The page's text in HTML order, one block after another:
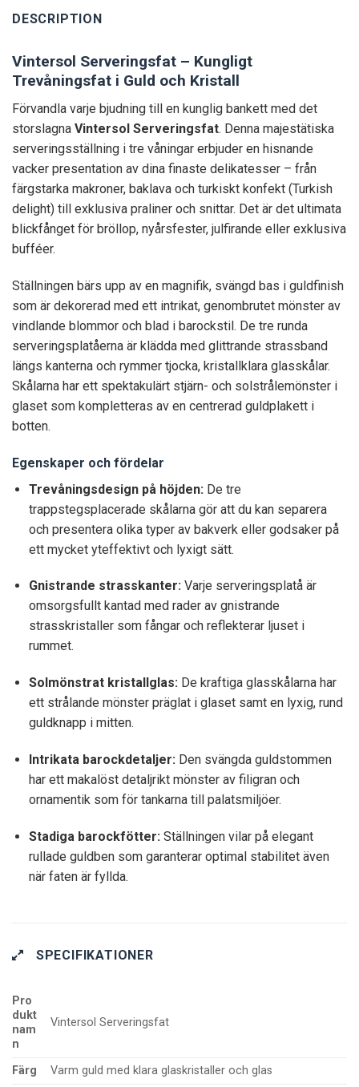
DESCRIPTION
Vintersol Serveringsfat – Kungligt
Trevåningsfat i Guld och Kristall
Förvandla varje bjudning till en kunglig bankett med det
storslagna Vintersol Serveringsfat. Denna majestätiska
serveringsställning i tre våningar erbjuder en hisnande
vacker presentation av dina finaste delikatesser – från
färgstarka makroner, baklava och turkiskt konfekt (Turkish
delight) till exklusiva praliner och snittar. Det är det ultimata
blickfånget för bröllop, nyårsfester, julfirande eller exklusiva
bufféer.
Ställningen bärs upp av en magnifik, svängd bas i guldfinish
som är dekorerad med ett intrikat, genombrutet mönster av
vindlande blommor och blad i barockstil. De tre runda
serveringsplatåerna är klädda med glittrande strassband
längs kanterna och rymmer tjocka, kristallklara glasskålar.
Skålarna har ett spektakulärt stjärn- och solstrålemönster i
glaset som kompletteras av en centrerad guldplakett i
botten.
Egenskaper och fördelar
Trevåningsdesign på höjden: De tre
trappstegsplacerade skålarna gör att du kan separera
och presentera olika typer av bakverk eller godsaker på
ett mycket yteffektivt och lyxigt sätt.
Gnistrande strasskanter:Varje serveringsplatå är
omsorgsfullt kantad med rader av gnistrande
strasskristaller som fångar och reflekterar ljuset i
rummet.
Solmönstrat kristallglas:De kraftiga glasskålarna har
ett strålande mönster präglat i glaset samt en lyxig, rund
guldknapp i mitten.
Intrikata barockdetaljer:Den svängda guldstommen
har ett makalöst detaljrikt mönster av filigran och
ornamentik som för tankarna till palatsmiljöer.
Stadiga barockfötter:Ställningen vilar på elegant
rullade guldben som garanterar optimal stabilitet även
när faten är fyllda.
SPECIFIKATIONER
Pro
dukt
nam
n
Vintersol Serveringsfat
Färg
Varm guld med klara glaskristaller och glas